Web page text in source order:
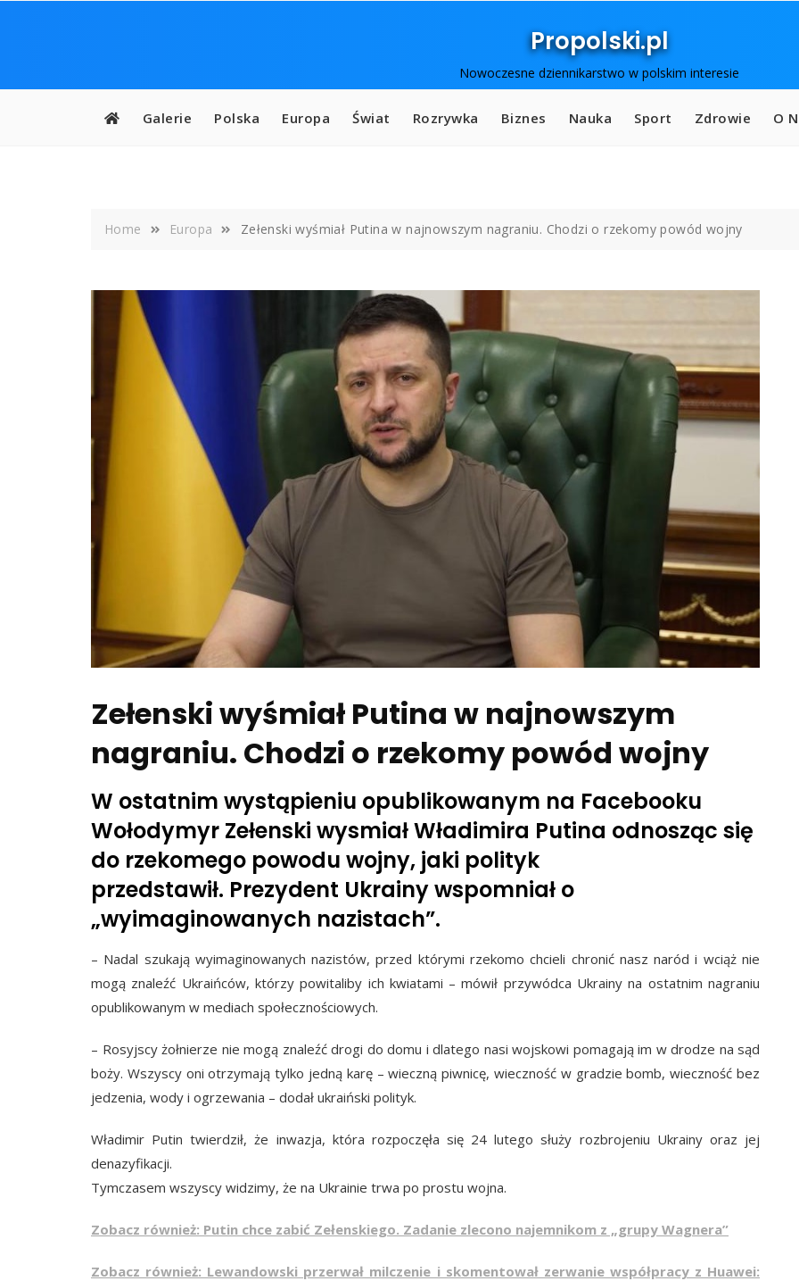
Propolski.pl
Nowoczesne dziennikarstwo w polskim interesie
Galerie Polska Europa Świat Rozrywka Biznes Nauka Sport Zdrowie O
Home Europa Zełenski wyśmiał Putina w najnowszym nagraniu. Chodzi o rzekomy powód wojny
Zełenski wyśmiał Putina w najnowszym
nagraniu. Chodzi o rzekomy powód wojny
W ostatnim wystąpieniu opublikowanym na Facebooku
Wołodymyr Zełenski wysmiał Władimira Putina odnosząc się
do rzekomego powodu wojny, jaki polityk
przedstawił. Prezydent Ukrainy wspomniał o
„wyimaginowanych nazistach”.
– Nadal szukają wyimaginowanych nazistów, przed którymi rzekomo chcieli chronić nasz naród i wciąż nie
mogą znaleźć Ukraińców, którzy powitaliby ich kwiatami – mówił przywódca Ukrainy na ostatnim nagraniu
opublikowanym w mediach społecznościowych.
– Rosyjscy żołnierze nie mogą znaleźć drogi do domu i dlatego nasi wojskowi pomagają im w drodze na sąd
boży. Wszyscy oni otrzymają tylko jedną karę – wieczną piwnicę, wieczność w gradzie bomb, wieczność bez
jedzenia, wody i ogrzewania – dodał ukraiński polityk.
Władimir Putin twierdził, że inwazja, która rozpoczęła się 24 lutego służy rozbrojeniu Ukrainy oraz jej
denazyfikacji.
Tymczasem wszyscy widzimy, że na Ukrainie trwa po prostu wojna.
Zobacz również: Putin chce zabić Zełenskiego. Zadanie zlecono najemnikom z „grupy Wagnera”
Zobacz również: Lewandowski przerwał milczenie i skomentował zerwanie współpracy z Huawei: